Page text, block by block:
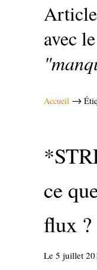
avec
Accueil →
ce
flux ?
Le 5 juillet